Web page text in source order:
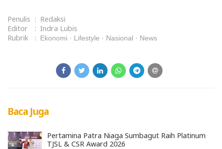
Penulis : Redaksi
Editor
: Indra Lubis
Rubrik
: Ekonomi Lifestyle Nasional News
Baca Juga
Pertamina Patra Niaga Sumbagut Raih Platinum
TJSL & CSR Award 2026